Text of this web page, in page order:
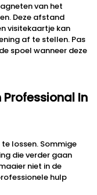
van het
Deze afstand
visitekaartje kan
af te stellen. Pas
spoel wanneer deze
In
lossen. Sommige
die verder gaan
niet in de
hulp